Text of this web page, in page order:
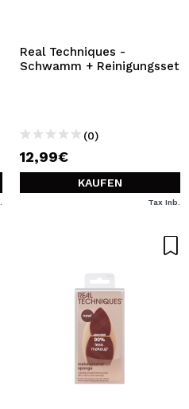
Real Techniques -
Schwamm + Reinigungsset
(0)
12,99€
KAUFEN
Tax Inb.